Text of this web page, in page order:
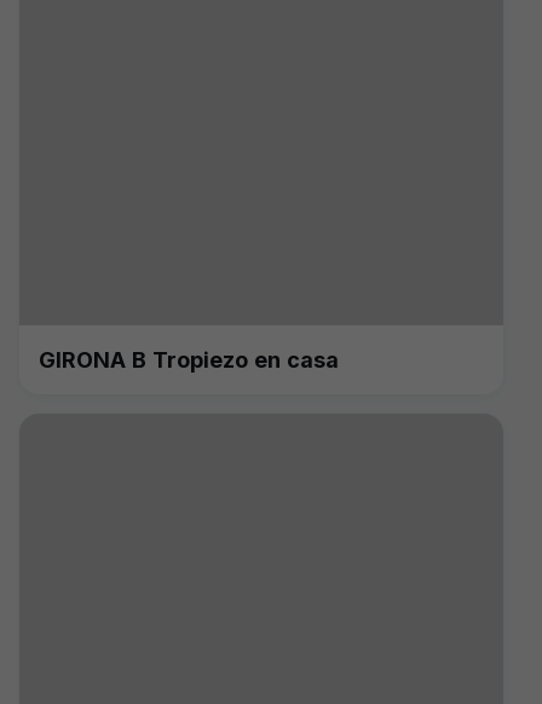
GIRONA B Tropiezo en casa